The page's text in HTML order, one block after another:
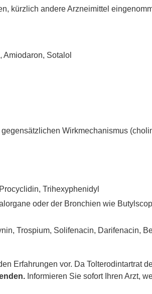
kürzlich andere Arzneimittel
Sotalol
Wirkmechanismus
Trihexyphenidyl
oder der Bronchien wie
Trospium, Solifenacin, Darifenacin,
Erfahrungen vor. Da Tolterodintartrat
Informieren Sie sofort Ihren Arzt,